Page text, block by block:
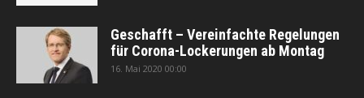
Geschafft – Vereinfachte Regelungen
für Corona-Lockerungen ab Montag
16. Mai 2020 00:00